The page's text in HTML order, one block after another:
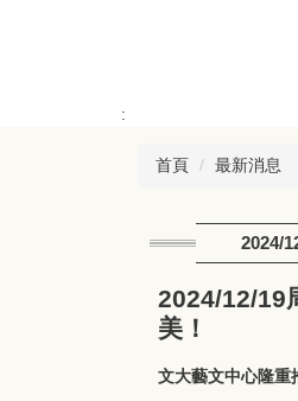
:
首頁 最新消息
2024/
2024/12/19
美！
文大藝文中心隆重